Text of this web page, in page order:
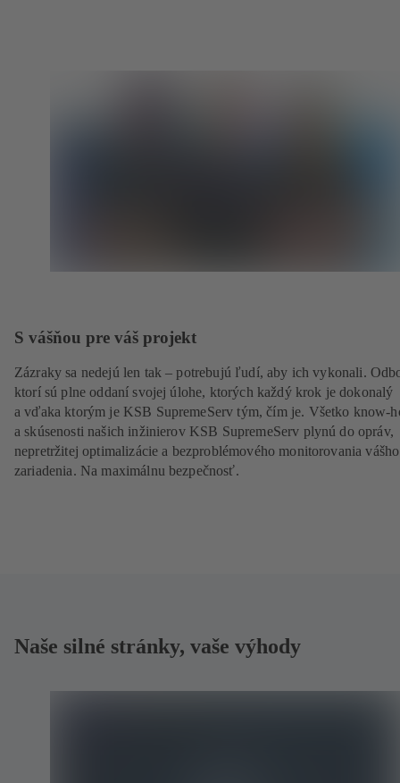
S vášňou pre váš projekt
Zázraky sa nedejú len tak – potrebujú ľudí, aby ich vykonali.
ktorí sú plne oddaní svojej úlohe, ktorých každý krok je dokonalý
a vďaka ktorým je KSB SupremeServ tým, čím je. Všetko know-
a skúsenosti našich inžinierov KSB SupremeServ plynú do opráv,
nepretržitej optimalizácie a bezproblémového monitorovania vášho
zariadenia. Na maximálnu bezpečnosť.
Naše silné stránky, vaše výhody